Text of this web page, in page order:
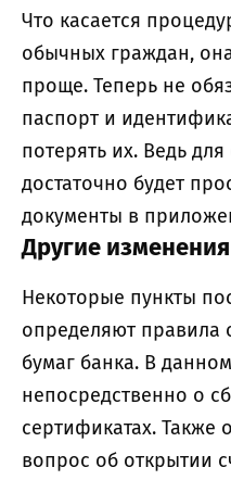
Что касается
обычных граждан,
проще. Теперь не
паспорт и
потерять их. Ведь
достаточно будет
документы в
Другие
Некоторые пункты
определяют
бумаг банка. В
непосредственно о
сертификатах. Также
вопрос об открытии